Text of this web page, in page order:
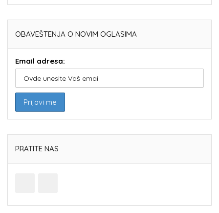
OBAVEŠTENJA O NOVIM OGLASIMA
Email adresa:
PRATITE NAS